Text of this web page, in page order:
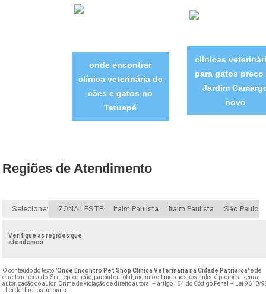
onde encontrar
clínica veterinária de
cães e gatos no
Tatuapé
clínicas
para gatos preço
Jardim
novo
Regiões de Atendimento
Selecione: ZONA LESTE Itaim Paulista Itaim Paulista São Paulo
Verifique as regiões que
atendemos
O conteúdo do texto "Onde Encontro Pet Shop Clínica Veterinária na Cidade Patriarca" é de
direito reservado. Sua reprodução, parcial ou total, mesmo citando nossos links, é proibida sem a
autorização do autor. Crime de violação de direito autoral – artigo 184 do Código Penal –
Lei 9610/
- Lei de direitos autorais